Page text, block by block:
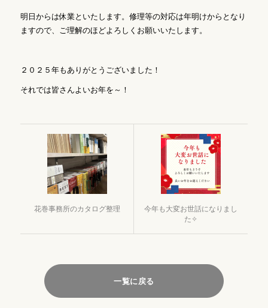
明日からは休業といたします。修理等の対応は年明けからとなり
ますので、ご理解のほどよろしくお願いいたします。
２０２５年もありがとうございました！
それでは皆さんよいお年を～！
花巻事務所のカタログ整理
今年も大変お世話になりまし
た✧
一覧に戻る